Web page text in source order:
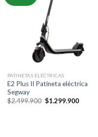
PATINETAS ELÉCTRICAS
E2 Plus II Patineta eléctrica
Segway
$2.499.900 Original
$1.299.900Current